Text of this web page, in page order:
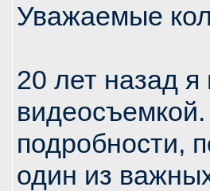
Уважаемые
20 лет назад я
подробности,
один из